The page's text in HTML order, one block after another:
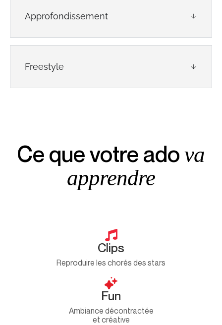
Approfondissement
Freestyle
Ce que votre adova
apprendre
Clips
Reproduire les chorés des stars
Fun
Ambiance décontractée
et créative